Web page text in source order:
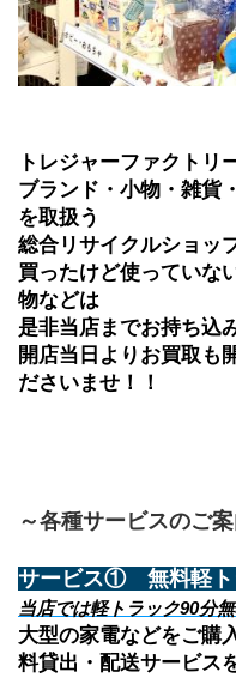
トレジャーファクトリ
ブランド・小物・雑貨
を取扱う
総合リサイクルショッ
買ったけど使っていな
物などは
是非当店までお持ち込
開店当日よりお買取も
ださいませ！！
～各種サービスのご案
サービス①　無料軽
当店では軽トラック90分
大型の家電などをご購
料貸出・配送サービス